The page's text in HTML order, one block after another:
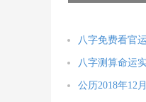
八字免费看官
八字测算命运
公历2018年12